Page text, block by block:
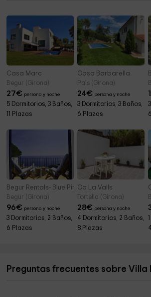
Casa Marc
Begur (Girona)
27€ persona y noche
5 Dormitorios, 3 Baños,
11 Plazas
Casa Barbarella
Pals (Girona)
24€ persona y noche
3 Dormitorios, 3 Baños,
6 Plazas
Begur Rentals- Blue Pine
Begur (Girona)
96€ persona y noche
3 Dormitorios, 2 Baños,
6 Plazas
Ca La Valls
Tortella (Girona)
28€ persona y noche
4 Dormitorios, 2 Baños,
8 Plazas
Preguntas frecuentes sobre Villa